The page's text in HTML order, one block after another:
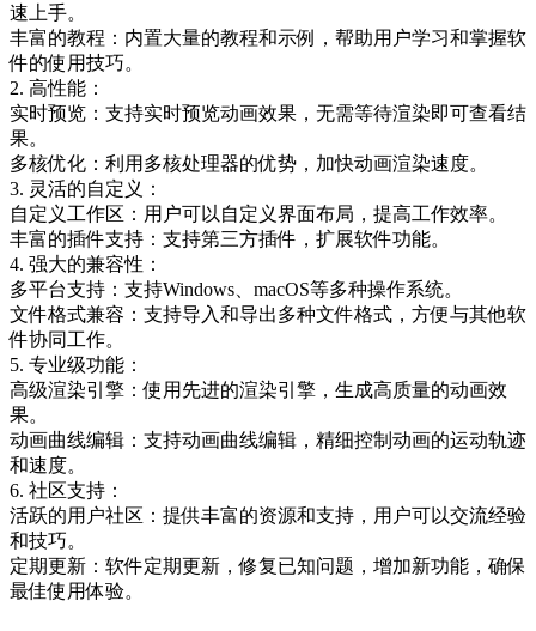
速上手。
丰富的教程：内置大量的教程和示例，帮助用户学习和掌握软
件的使用技巧。
2. 高性能：
实时预览：支持实时预览动画效果，无需等待渲染即可查看结
果。
多核优化：利用多核处理器的优势，加快动画渲染速度。
3. 灵活的自定义：
自定义工作区：用户可以自定义界面布局，提高工作效率。
丰富的插件支持：支持第三方插件，扩展软件功能。
4. 强大的兼容性：
多平台支持：支持Windows、macOS等多种操作系统。
文件格式兼容：支持导入和导出多种文件格式，方便与其他软
件协同工作。
5. 专业级功能：
高级渲染引擎：使用先进的渲染引擎，生成高质量的动画效
果。
动画曲线编辑：支持动画曲线编辑，精细控制动画的运动轨迹
和速度。
6. 社区支持：
活跃的用户社区：提供丰富的资源和支持，用户可以交流经验
和技巧。
定期更新：软件定期更新，修复已知问题，增加新功能，确保
最佳使用体验。